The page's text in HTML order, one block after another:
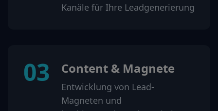
Kanäle für Ihre Leadgenerierung
03 Content & Magnete
Entwicklung von Lead-
Magneten und